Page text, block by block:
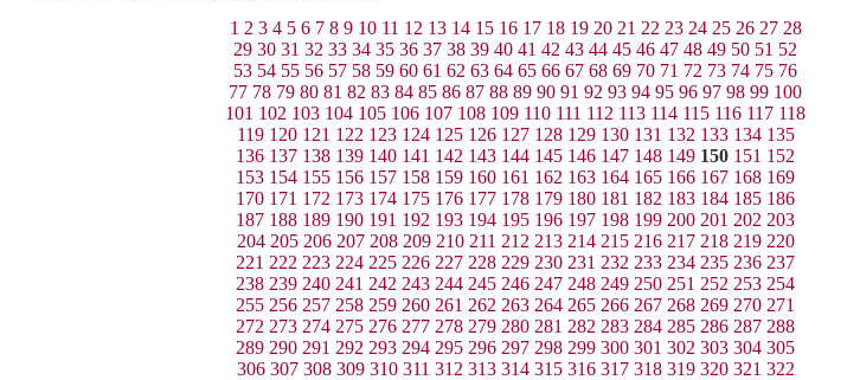
1 2 3 4 5 6 7 8 9 10 11 12 13 14 15 16 17 18 19 20 21 22 23 24 25 26 27 28
29 30 31 32 33 34 35 36 37 38 39 40 41 42 43 44 45 46 47 48 49 50 51 52
53 54 55 56 57 58 59 60 61 62 63 64 65 66 67 68 69 70 71 72 73 74 75 76
77 78 79 80 81 82 83 84 85 86 87 88 89 90 91 92 93 94 95 96 97 98 99 100
101 102 103 104 105 106 107 108 109 110 111 112 113 114 115 116 117 118
119 120 121 122 123 124 125 126 127 128 129 130 131 132 133 134 135
136 137 138 139 140 141 142 143 144 145 146 147 148 149 150 151 152
153 154 155 156 157 158 159 160 161 162 163 164 165 166 167 168 169
170 171 172 173 174 175 176 177 178 179 180 181 182 183 184 185 186
187 188 189 190 191 192 193 194 195 196 197 198 199 200 201 202 203
204 205 206 207 208 209 210 211 212 213 214 215 216 217 218 219 220
221 222 223 224 225 226 227 228 229 230 231 232 233 234 235 236 237
238 239 240 241 242 243 244 245 246 247 248 249 250 251 252 253 254
255 256 257 258 259 260 261 262 263 264 265 266 267 268 269 270 271
272 273 274 275 276 277 278 279 280 281 282 283 284 285 286 287 288
289 290 291 292 293 294 295 296 297 298 299 300 301 302 303 304 305
306 307 308 309 310 311 312 313 314 315 316 317 318 319 320 321 322